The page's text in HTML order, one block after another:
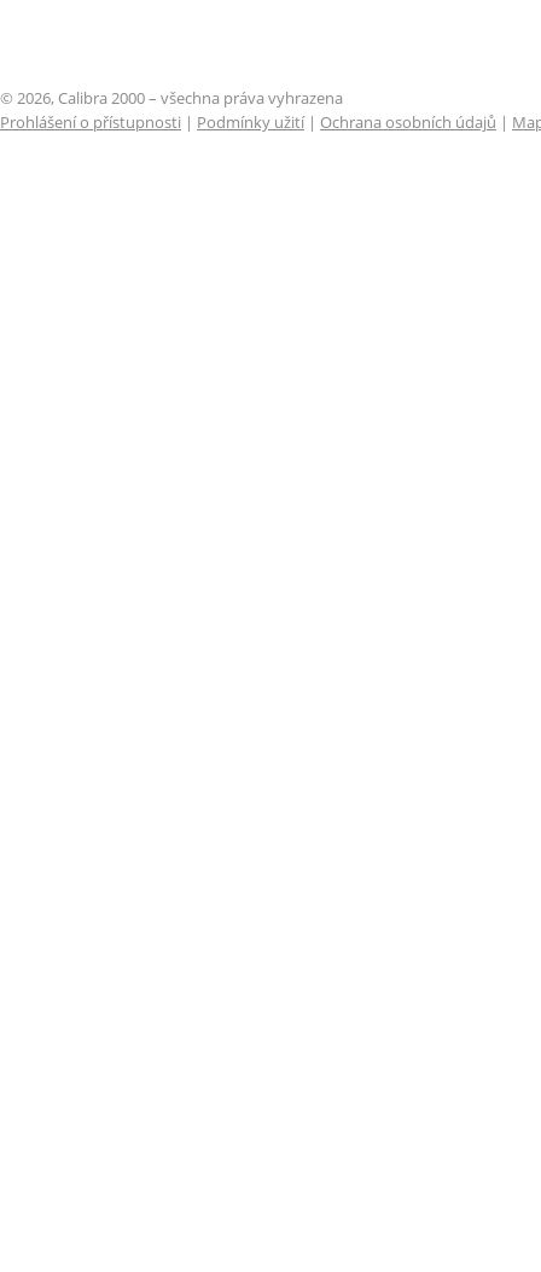
© 2026, Calibra 2000 – všechna práva vyhrazena
Prohlášení o přístupnosti | Podmínky užití| Ochrana osobních údajů |